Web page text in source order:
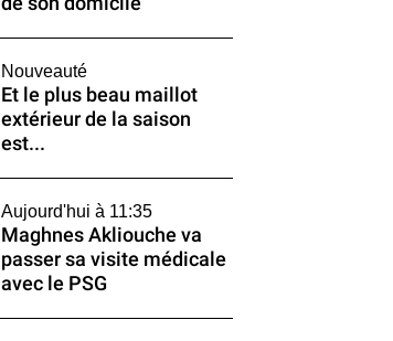
Nouveauté
Et le plus beau maillot
extérieur de la saison
est...
Aujourd'hui à 11:35
Maghnes Akliouche va
passer sa visite médicale
avec le PSG